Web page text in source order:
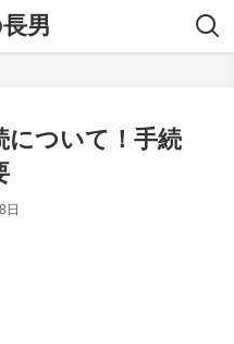
男
について！手続
日